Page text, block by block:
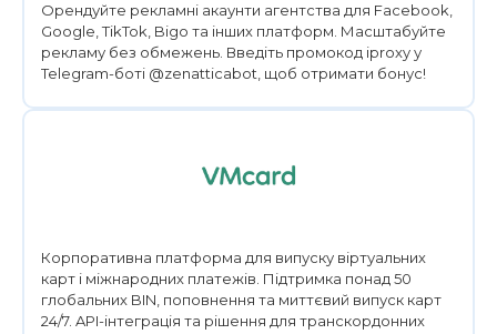
Орендуйте рекламні акаунти агентства для Facebook,
Google, TikTok, Bigo та інших платформ. Масштабуйте
рекламу без обмежень. Введіть промокод iproxy у
Telegram-боті @zenatticabot, щоб отримати бонус!
Корпоративна платформа для випуску віртуальних
карт і міжнародних платежів. Підтримка понад 50
глобальних BIN, поповнення та миттєвий випуск карт
24/7. API-інтеграція та рішення для транскордонних